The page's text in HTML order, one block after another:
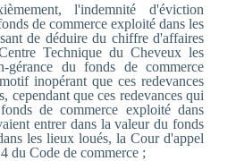
l'indemnité d'éviction
de commerce exploité dans les
de déduire du chiffre d'affaires
Technique du Cheveux les
gérance du fonds de commerce
inopérant que ces redevances
cependant que ces redevances qui
de commerce exploité dans
entrer dans la valeur du fonds
les lieux loués, la Cour d'appel
du Code de commerce ;